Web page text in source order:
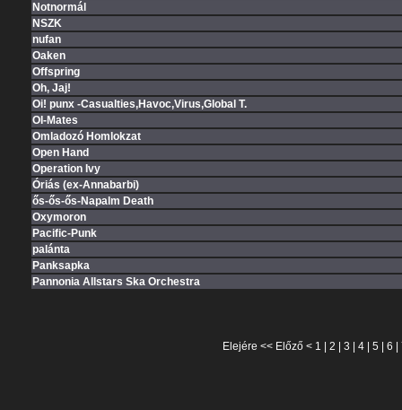
Notnormál
NSZK
nufan
Oaken
Offspring
Oh, Jaj!
Oi! punx -Casualties,Havoc,Virus,Global T.
OI-Mates
Omladozó Homlokzat
Open Hand
Operation Ivy
Óriás (ex-Annabarbi)
ős-ős-ős-Napalm Death
Oxymoron
Pacific-Punk
palánta
Panksapka
Pannonia Allstars Ska Orchestra
Elejére << Előző < 1 2 3 4 5 6